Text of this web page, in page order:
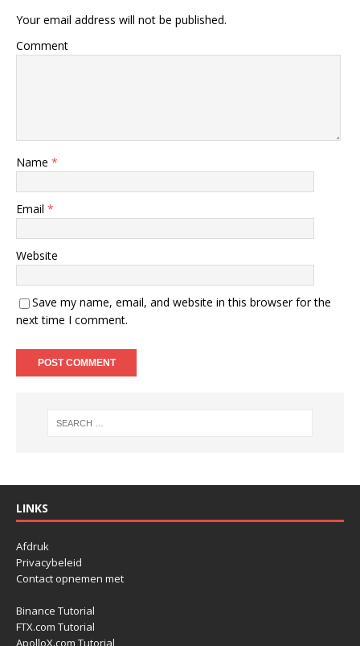
Your email address will not be published.
Comment
Name *
Email *
Website
Save my name, email, and website in this browser for the
next time I comment.
LINKS
Afdruk
Privacybeleid
Contact opnemen met
Binance Tutorial
FTX.com Tutorial
ApolloX.com Tutorial